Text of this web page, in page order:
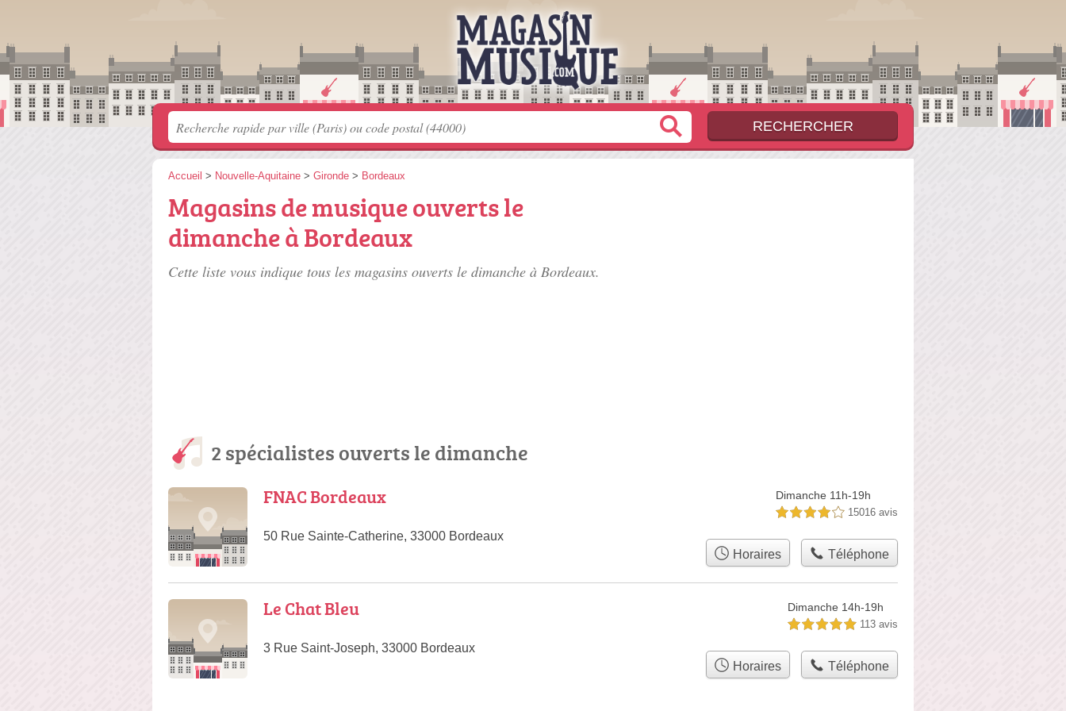
Accueil > Nouvelle-Aquitaine > Gironde > Bordeaux
Magasins de musique ouverts le
dimanche à Bordeaux
Cette liste vous indique tous les magasins ouverts le dimanche à Bordeaux.
2 spécialistes ouverts le dimanche
FNAC Bordeaux
50 Rue Sainte-Catherine, 33000 Bordeaux
Dimanche 11h-19h
4,0 étoiles sur 5 15016 avis
Horaires Téléphone
Le Chat Bleu
3 Rue Saint-Joseph, 33000 Bordeaux
Dimanche 14h-19h
5,0 étoiles sur 5 113 avis
Horaires Téléphone